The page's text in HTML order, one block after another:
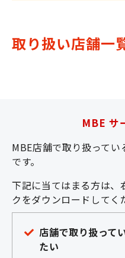
取り扱い店舗一
MBE サ
MBE店舗で取り扱って
です。
下記に当てはまる方は、
クをダウンロードしてく
店舗で取り扱って
たい